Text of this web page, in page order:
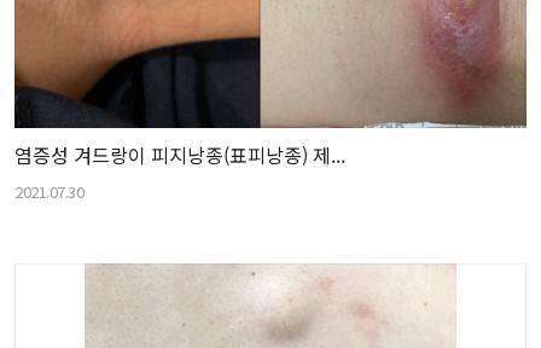
염증성 겨드랑이 피지낭종(표피낭종) 제...
2021.07.30